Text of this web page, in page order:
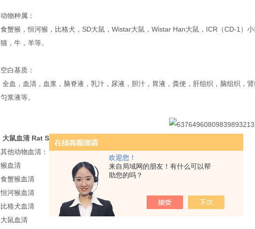
欢迎您！
来自局域网的朋友！有什么可以帮
助您的吗？
动物种属：
食蟹猴，恒河猴，比格犬，SD大鼠，Wistar大鼠，Wistar Han大鼠，ICR（CD-1）
猫，牛，羊等。
空白基质：
全血，血清，血浆，脑脊液，乳汁，尿液，胆汁，胃液，粪便，肝组织，脑组织，
匀浆液等。
大鼠血清 Rat Serum
其他动物血清：
猴血清
食蟹猴血清
恒河猴血清
比格犬血清
大鼠血清